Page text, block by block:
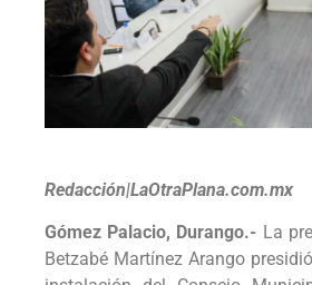
Redacción|LaOtraPlana.com.mx
Gómez Palacio, Durango.- La
Betzabé Martínez Arango